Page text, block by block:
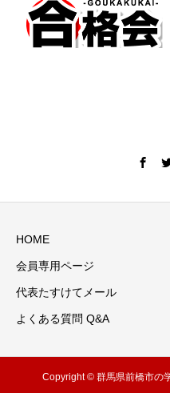
HOME
会員専用ページ
代表たすけてメール
よくある質問 Q&A
Copyright © 群馬県前橋市の